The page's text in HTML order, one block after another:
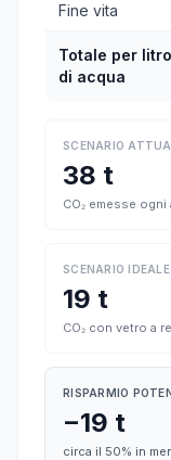
Fine vita
Totale per litro
di acqua
SCENARIO
38 t
CO₂ emesse
SCENARIO IDEALE
19 t
CO₂ con vetro a
RISPARMIO
−19 t
circa il 50% in